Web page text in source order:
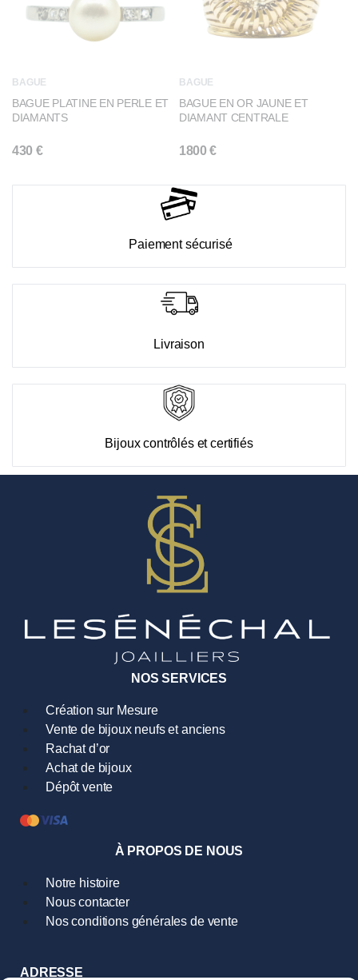
BAGUE
BAGUE PLATINE EN PERLE ET
DIAMANTS
430 €
BAGUE
BAGUE EN OR JAUNE ET
DIAMANT CENTRALE
1800€
Paiement sécurisé
Livraison
Bijoux contrôlés et certifiés
NOS SERVICES
Création sur Mesure
Vente de bijoux neufs et anciens
Rachat d’or
Achat de bijoux
Dépôt vente
À PROPOS DE NOUS
Notre histoire
Nous contacter
Nos conditions générales de vente
ADRESSE